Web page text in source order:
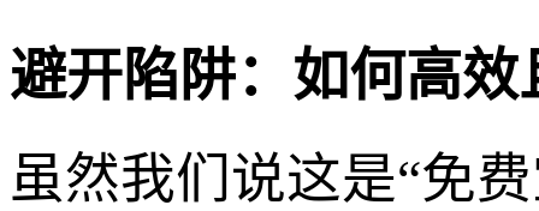
避开陷阱：如何高
虽然我们说这是“免